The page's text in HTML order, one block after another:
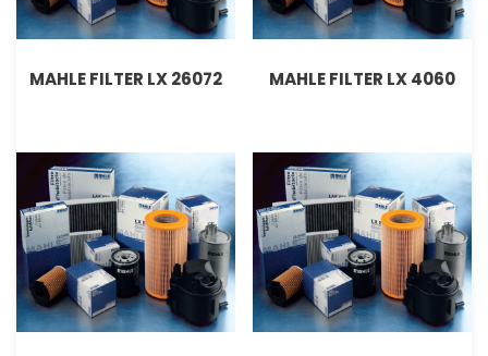
MAHLE FILTER LX 4060
MAHLE FILTER LX 26072